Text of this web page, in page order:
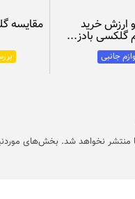
ارزش خرید
بادز...
جانبی
منتشر نخواهد شد. بخش‌های